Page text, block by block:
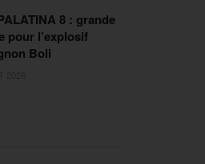
8 : grande
pour l’explosif
Boli